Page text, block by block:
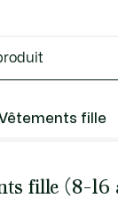
fille
fille (8-16